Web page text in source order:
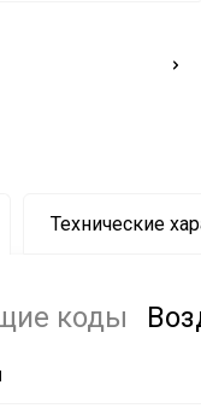
Технические
коды